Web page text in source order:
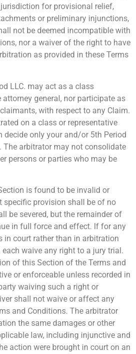
for provisional relief,
or preliminary injunctions,
not be deemed incompatible with
nor a waiver of the right to have
as provided in these Terms
LLC. may act as a class
attorney general, nor participate as
with respect to any Claim.
on a class or representative
decide only your and/or 5th Period
The arbitrator may not consolidate
persons or parties who may be
is found to be invalid or
specific provision shall be of no
be severed, but the remainder of
in full force and effect. If for any
in court rather than in arbitration
waive any right to a jury trial.
of this Section of the Terms and
or enforceable unless recorded in
waiving such a right or
shall not waive or affect any
and Conditions. The arbitrator
the same damages or other
law, including injunctive and
action were brought in court on an